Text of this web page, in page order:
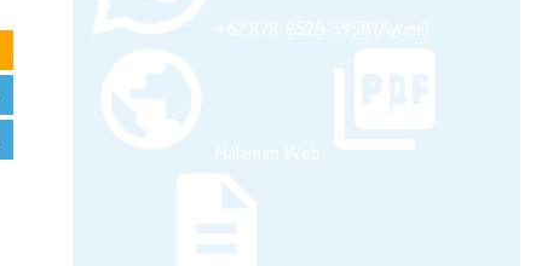
+62 878-8528-5958 (Ayumi)
Halaman Web